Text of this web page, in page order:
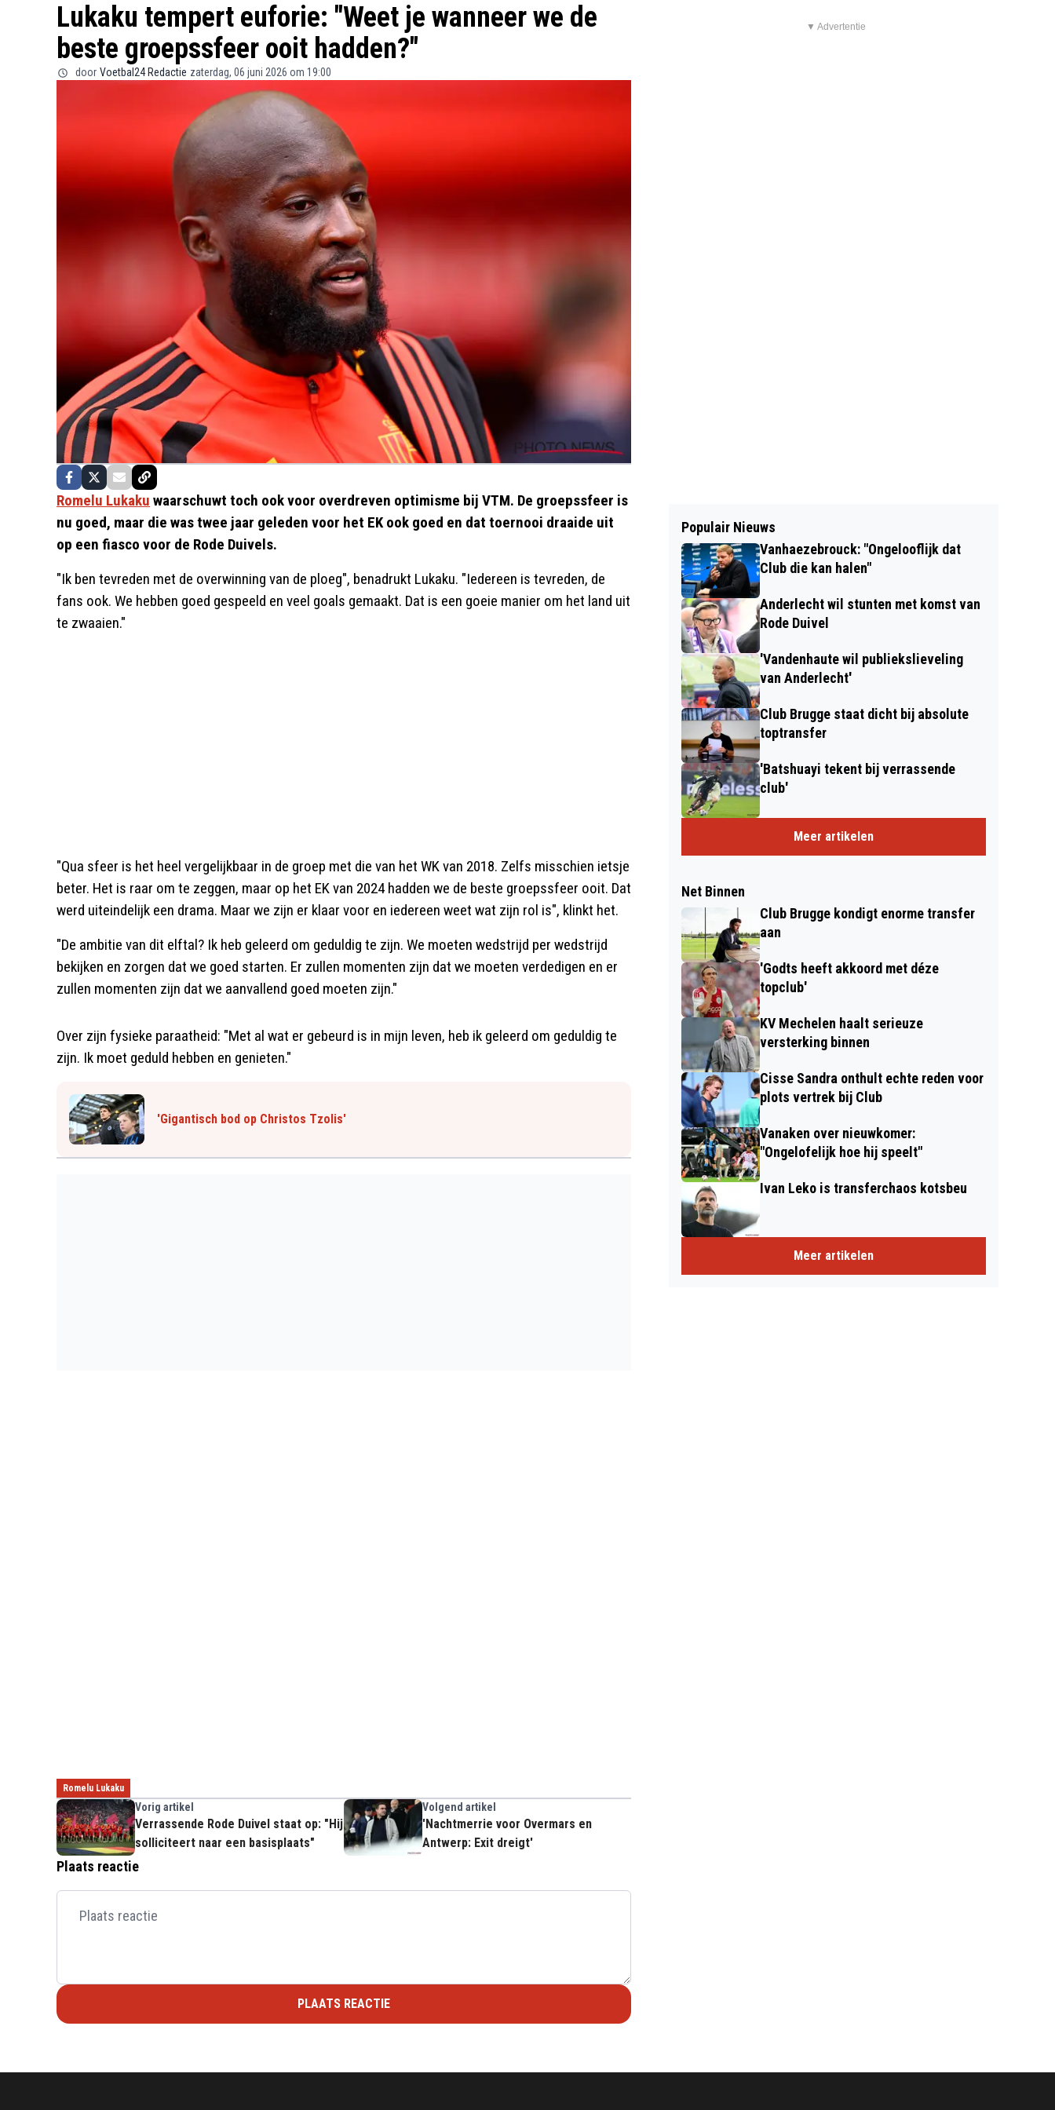
Lukaku tempert euforie: "Weet je wanneer we de
beste groepssfeer ooit hadden?"
door Voetbal24 Redactie zaterdag, 06 juni 2026 om 19:00
Romelu Lukaku waarschuwt toch ook voor overdreven optimisme bij VTM. De groepssfeer is
nu goed, maar die was twee jaar geleden voor het EK ook goed en dat toernooi draaide uit
op een fiasco voor de Rode Duivels.
"Ik ben tevreden met de overwinning van de ploeg", benadrukt Lukaku. "Iedereen is tevreden, de
fans ook. We hebben goed gespeeld en veel goals gemaakt. Dat is een goeie manier om het land uit
te zwaaien."
"Qua sfeer is het heel vergelijkbaar in de groep met die van het WK van 2018. Zelfs misschien ietsje
beter. Het is raar om te zeggen, maar op het EK van 2024 hadden we de beste groepssfeer ooit. Dat
werd uiteindelijk een drama. Maar we zijn er klaar voor en iedereen weet wat zijn rol is", klinkt het.
"De ambitie van dit elftal? Ik heb geleerd om geduldig te zijn. We moeten wedstrijd per wedstrijd
bekijken en zorgen dat we goed starten. Er zullen momenten zijn dat we moeten verdedigen en er
zullen momenten zijn dat we aanvallend goed moeten zijn."
Over zijn fysieke paraatheid: "Met al wat er gebeurd is in mijn leven, heb ik geleerd om geduldig te
zijn. Ik moet geduld hebben en genieten."
'Gigantisch bod op Christos Tzolis'
Romelu Lukaku
Vorig artikel
Verrassende Rode Duivel staat op: "Hij
solliciteert naar een basisplaats"
Volgend artikel
'Nachtmerrie voor Overmars en
Antwerp: Exit dreigt'
Plaats reactie
PLAATS REACTIE
▼ Advertentie
Populair Nieuws
Vanhaezebrouck: "Ongelooflijk dat
Club die kan halen"
Anderlecht wil stunten met komst van
Rode Duivel
'Vandenhaute wil publiekslieveling
van Anderlecht'
Club Brugge staat dicht bij absolute
toptransfer
'Batshuayi tekent bij verrassende
club'
Meer artikelen
Net Binnen
Club Brugge kondigt enorme transfer
aan
'Godts heeft akkoord met déze
topclub'
KV Mechelen haalt serieuze
versterking binnen
Cisse Sandra onthult echte reden voor
plots vertrek bij Club
Vanaken over nieuwkomer:
"Ongelofelijk hoe hij speelt"
Ivan Leko is transferchaos kotsbeu
Meer artikelen